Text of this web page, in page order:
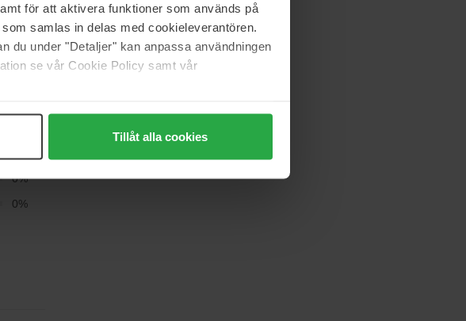
för att aktivera funktioner som används på
samlas in delas med cookieleverantören.
du under "Detaljer" kan anpassa användningen
se vår Cookie Policy samt vår
Tillåt alla cookies
0%
0%